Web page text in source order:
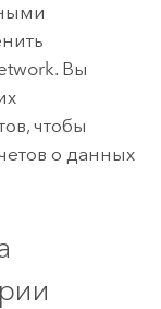
Вы
чтобы
о данных